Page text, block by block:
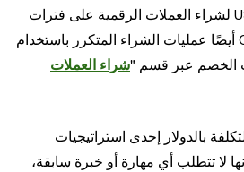
الرقمية رصيدك من USDT لشراء العملات الرقمية على فترات
زمنية محددة. وتدعم OKX أيضًا عمليات الشراء المتكرر باستخدام
الخصم عبر قسم "شراء العملات
بالدولار إحدى استراتيجيات
لا تتطلب أي مهارة أو خبرة سابقة،